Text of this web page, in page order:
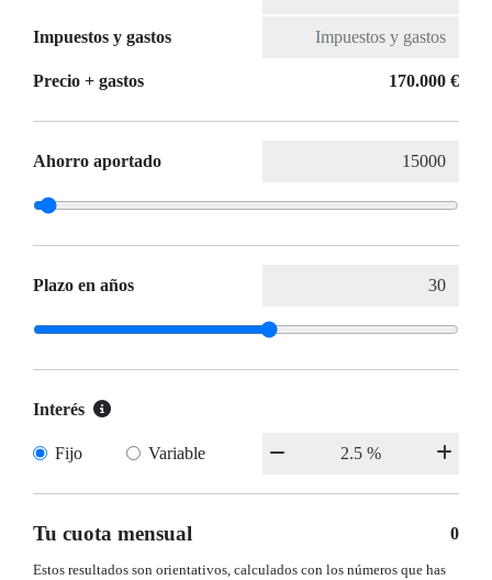
Impuestos y gastos
Precio + gastos 170.000 €
Ahorro aportado
Plazo en años
Interés
Fijo Variable
Tu cuota mensual 0
Estos resultados son orientativos, calculados con los números que has